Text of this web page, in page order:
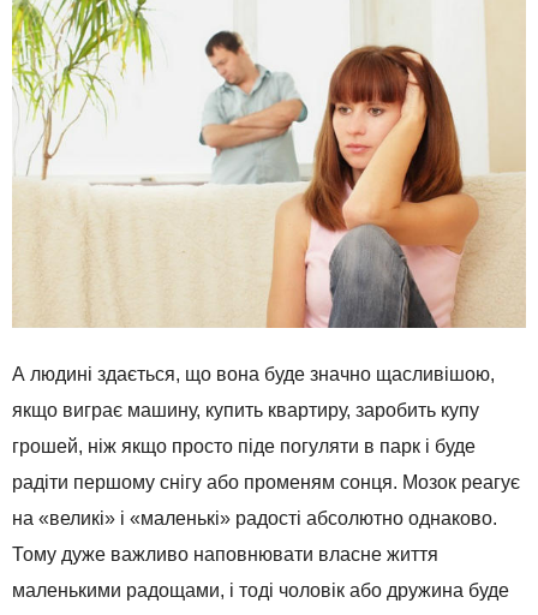
А людині здається, що вона буде значно щасливішою,
якщо виграє машину, купить квартиру, заробить купу
грошей, ніж якщо просто піде погуляти в парк і буде
радіти першому снігу або променям сонця. Мозок реагує
на «великі» і «маленькі» радості абсолютно однаково.
Тому дуже важливо наповнювати власне життя
маленькими радощами, і тоді чоловік або дружина буде